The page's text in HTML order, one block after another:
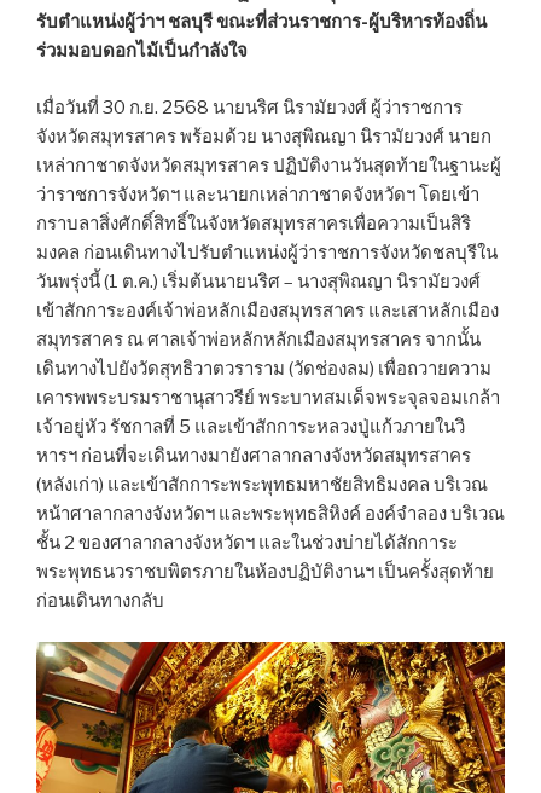
รับตำแหน่งผู้ว่าฯ ชลบุรี ขณะที่ส่วนราชการ-ผู้บริหารท้องถิ่น
ร่วมมอบดอกไม้เป็นกำลังใจ
เมื่อวันที่ 30 ก.ย. 2568 นายนริศ นิรามัยวงศ์ ผู้ว่าราชการ
จังหวัดสมุทรสาคร พร้อมด้วย นางสุพิณญา นิรามัยวงศ์ นายก
เหล่ากาชาดจังหวัดสมุทรสาคร ปฏิบัติงานวันสุดท้ายในฐานะผู้
ว่าราชการจังหวัดฯ และนายกเหล่ากาชาดจังหวัดฯ โดยเข้า
กราบลาสิ่งศักดิ์สิทธิ์ในจังหวัดสมุทรสาครเพื่อความเป็นสิริ
มงคล ก่อนเดินทางไปรับตำแหน่งผู้ว่าราชการจังหวัดชลบุรีใน
วันพรุ่งนี้ (1 ต.ค.) เริ่มต้นนายนริศ – นางสุพิณญา นิรามัยวงศ์
เข้าสักการะองค์เจ้าพ่อหลักเมืองสมุทรสาคร และเสาหลักเมือง
สมุทรสาคร ณ ศาลเจ้าพ่อหลักหลักเมืองสมุทรสาคร จากนั้น
เดินทางไปยังวัดสุทธิวาตวราราม (วัดช่องลม) เพื่อถวายความ
เคารพพระบรมราชานุสาวรีย์ พระบาทสมเด็จพระจุลจอมเกล้า
เจ้าอยู่หัว รัชกาลที่ 5 และเข้าสักการะหลวงปู่แก้วภายในวิ
หารฯ ก่อนที่จะเดินทางมายังศาลากลางจังหวัดสมุทรสาคร
(หลังเก่า) และเข้าสักการะพระพุทธมหาชัยสิทธิมงคล บริเวณ
หน้าศาลากลางจังหวัดฯ และพระพุทธสิหิงค์ องค์จำลอง บริเวณ
ชั้น 2 ของศาลากลางจังหวัดฯ และในช่วงบ่ายได้สักการะ
พระพุทธนวราชบพิตรภายในห้องปฏิบัติงานฯ เป็นครั้งสุดท้าย
ก่อนเดินทางกลับ